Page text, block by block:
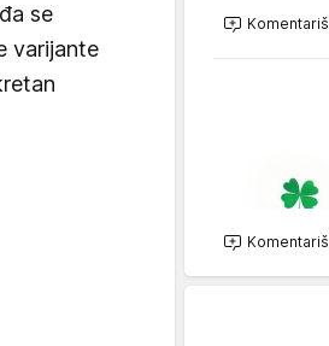
se
varijante